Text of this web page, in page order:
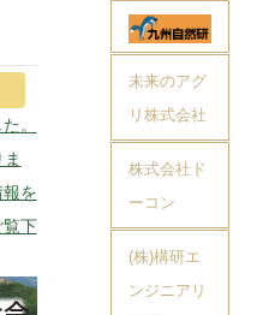
。
を
下
未来のアグ
リ株式会社
株式会社ド
ーコン
(株)構研エ
ンジニアリ